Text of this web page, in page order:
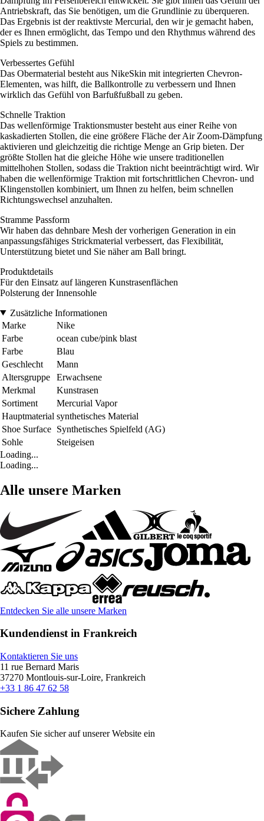
Antriebskraft, das Sie benötigen, um die Grundlinie zu überqueren.
Das Ergebnis ist der reaktivste Mercurial, den wir je gemacht haben,
der es Ihnen ermöglicht, das Tempo und den Rhythmus während des
Spiels zu bestimmen.
Verbessertes Gefühl
Das Obermaterial besteht aus NikeSkin mit integrierten Chevron-
Elementen, was hilft, die Ballkontrolle zu verbessern und Ihnen
wirklich das Gefühl von Barfußfußball zu geben.
Schnelle Traktion
Das wellenförmige Traktionsmuster besteht aus einer Reihe von
kaskadierten Stollen, die eine größere Fläche der Air Zoom-Dämpfung
aktivieren und gleichzeitig die richtige Menge an Grip bieten. Der
größte Stollen hat die gleiche Höhe wie unsere traditionellen
mittelhohen Stollen, sodass die Traktion nicht beeinträchtigt wird. Wir
haben die wellenförmige Traktion mit fortschrittlichen Chevron- und
Klingenstollen kombiniert, um Ihnen zu helfen, beim schnellen
Richtungswechsel anzuhalten.
Stramme Passform
Wir haben das dehnbare Mesh der vorherigen Generation in ein
anpassungsfähiges Strickmaterial verbessert, das Flexibilität,
Unterstützung bietet und Sie näher am Ball bringt.
Produktdetails
Für den Einsatz auf längeren Kunstrasenflächen
Polsterung der Innensohle
Zusätzliche Informationen
Marke
Nike
Farbe
ocean cube/pink blast
Farbe
Blau
Geschlecht
Mann
Altersgruppe
Erwachsene
Merkmal
Kunstrasen
Sortiment
Mercurial Vapor
Hauptmaterial synthetisches Material
Shoe Surface Synthetisches Spielfeld (AG)
Sohle
Steigeisen
Loading...
Loading...
Alle unsere Marken
Entdecken Sie alle unsere Marken
Kundendienst in Frankreich
Kontaktieren Sie uns
11 rue Bernard Maris
37270 Montlouis-sur-Loire, Frankreich
+33 1 86 47 62 58
Sichere Zahlung
Kaufen Sie sicher auf unserer Website ein